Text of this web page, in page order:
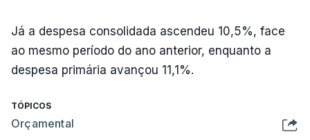
Já a despesa consolidada ascendeu 10,5%, face
ao mesmo período do ano anterior, enquanto a
despesa primária avançou 11,1%.
TÓPICOS
Orçamental